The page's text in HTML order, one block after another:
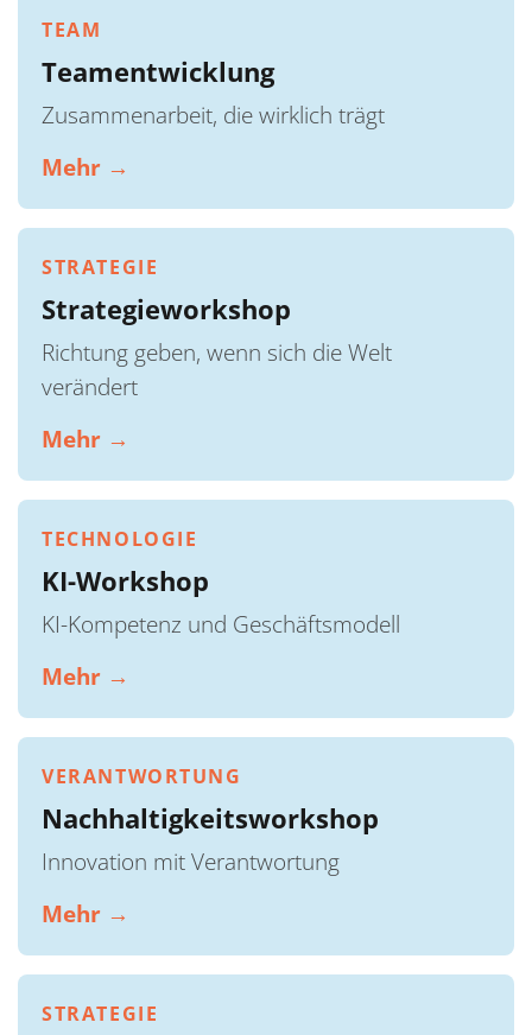
TEAM
Teamentwicklung
Zusammenarbeit, die wirklich trägt
Mehr →
STRATEGIE
Strategieworkshop
Richtung geben, wenn sich die Welt
verändert
Mehr →
TECHNOLOGIE
KI-Workshop
KI-Kompetenz und Geschäftsmodell
Mehr →
VERANTWORTUNG
Nachhaltigkeitsworkshop
Innovation mit Verantwortung
Mehr →
STRATEGIE